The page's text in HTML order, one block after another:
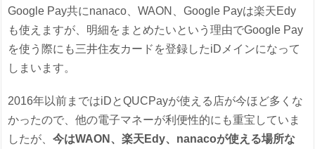
Google Pay共にnanaco、WAON、Google Payは楽天Edy
も使えますが、明細をまとめたいという理由でGoogle Pay
を使う際にも三井住友カードを登録したiDメインになって
しまいます。
2016年以前まではiDとQUCPayが使える店が今ほど多くな
かったので、他の電子マネーが利便性的にも重宝していま
したが、今はWAON、楽天Edy、nanacoが使える場所な